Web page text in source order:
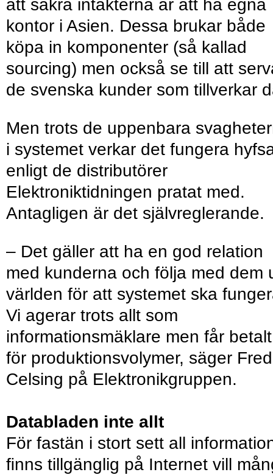
att säkra intäkterna är att ha egna
kontor i Asien. Dessa brukar både
köpa in komponenter (så kallad
sourcing) men också se till att
de svenska kunder som tillverkar
Men trots de uppenbara
i systemet verkar det fungera
enligt de distributörer
Elektroniktidningen pratat med.
Antagligen är det självreglerande.
– Det gäller att ha en god relation
med kunderna och följa med dem
världen för att systemet ska
Vi agerar trots allt som
informationsmäklare men får betalt
för produktionsvolymer, säger
Celsing på Elektronikgruppen.
Databladen inte allt
För fastän i stort sett all
ﬁnns tillgänglig på Internet vill